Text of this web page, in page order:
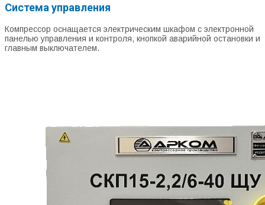
Система управления
Компрессор оснащается электрическим шкафом с электронной
панелью управления и контроля, кнопкой аварийной остановки и
главным выключателем.